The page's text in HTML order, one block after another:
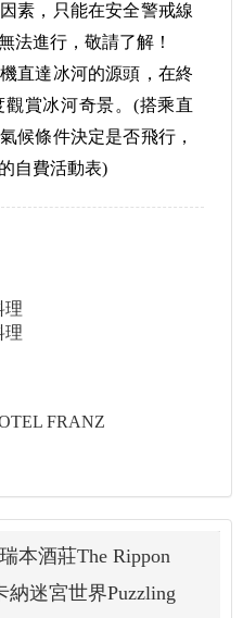
素，只能在安全警戒線
法進行，敬請了解！
直達冰河的源頭，在終
賞冰河奇景。(搭乘直
候條件決定是否飛行，
自費活動表)
理
理
FRANZ
本酒莊The Rippon
迷宮世界Puzzling